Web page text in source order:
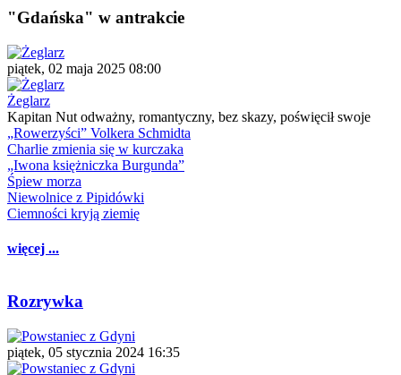
"Gdańska" w antrakcie
piątek, 02 maja 2025 08:00
Żeglarz
Kapitan Nut odważny, romantyczny, bez skazy, poświęcił swoje
„Rowerzyści” Volkera Schmidta
Charlie zmienia się w kurczaka
„Iwona księżniczka Burgunda”
Śpiew morza
Niewolnice z Pipidówki
Ciemności kryją ziemię
więcej ...
Rozrywka
piątek, 05 stycznia 2024 16:35